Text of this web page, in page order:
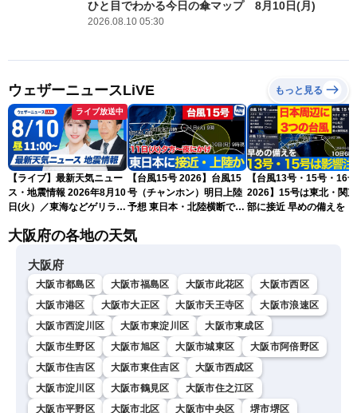
ひと目でわかる今日の傘マップ 8月10日(月)
2026.08.10 05:30
ウェザーニュースLiVE もっと見る
ライブ放送中
【ライブ】最新天気ニュー
ス・地震情報 2026年8月10
日(火）／東海などゲリラ雷
の台風対策を〈ウェザーニ
ム・小林李衣奈／有賀哲
【台風15号 2026】台風15
号（チャンホン）明日上陸
予想 東日本・北陸横断で大
時現在）
【台風13号・15号・16号
2026】15号は東北・関
部に接近 早めの備えを（
大阪府の各地の天気
大阪府
大阪市都島区 大阪市福島区 大阪市此花区
大阪市西区
大阪市港区
大阪市大正区 大阪市天王寺区
大阪市浪速区
大阪市西淀川区
大阪市東淀川区
大阪市東成区
大阪市生野区
大阪市旭区 大阪市城東区
大阪市阿倍野区
大阪市住吉区
大阪市東住吉区
大阪市西成区
大阪市淀川区
大阪市鶴見区
大阪市住之江区
大阪市平野区
大阪市北区 大阪市中央区 堺市堺区